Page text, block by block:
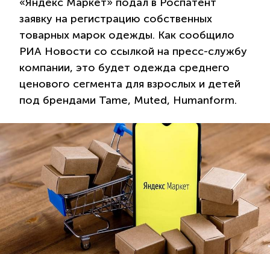
заявку на регистрацию собственных
товарных марок одежды. Как сообщило
РИА Новости со ссылкой на пресс-службу
компании, это будет одежда среднего
ценового сегмента для взрослых и детей
под брендами Tame, Muted, Humanform.